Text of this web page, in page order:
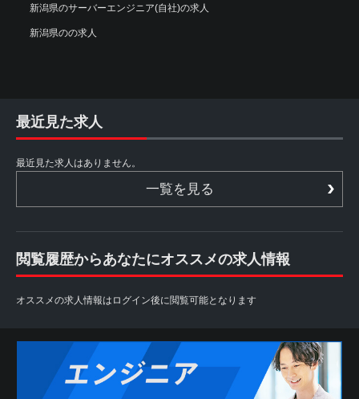
新潟県のサーバーエンジニア(自社)の求人
新潟県のの求人
最近見た求人
最近見た求人はありません。
一覧を見る
閲覧履歴からあなたにオススメの求人情報
オススメの求人情報はログイン後に閲覧可能となります